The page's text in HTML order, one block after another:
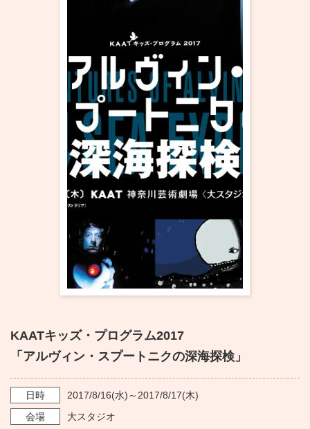
・ フロアマップ
・ レストラン/カフェ
KAATキッズ・プログラム2017
「アルヴィン・スプートニクの深海探検」
日時 2017/8/16(水)～ 2017/8/17(木)
会場
大スタジオ